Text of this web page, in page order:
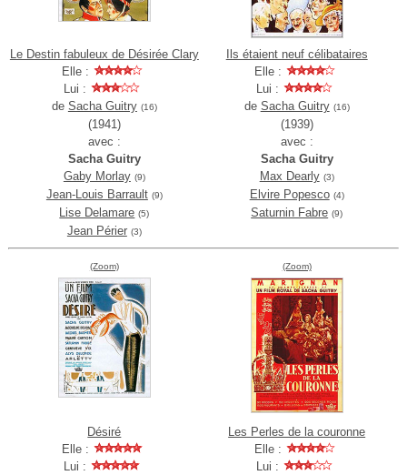
Le Destin fabuleux de Désirée Clary
Elle :
Lui :
de Sacha Guitry (16)
(1941)
avec :
Sacha Guitry
Gaby Morlay (9)
Jean-Louis Barrault (9)
Lise Delamare (5)
Jean Périer (3)
Ils étaient neuf célibataires
Elle :
Lui :
de Sacha Guitry (16)
(1939)
avec :
Sacha Guitry
Max Dearly (3)
Elvire Popesco (4)
Saturnin Fabre (9)
(Zoom)
Désiré
Elle :
Lui :
(Zoom)
Les Perles de la couronne
Elle :
Lui :